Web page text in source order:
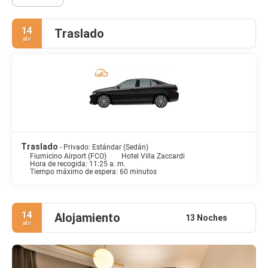
14
abr Traslado
Traslado - Privado: Estándar (Sedán)
Fiumicino Airport (FCO)
Hotel Villa Zaccardi
Hora de recogida: 11:25 a. m.
Tiempo máximo de espera: 60 minutos
14
abr Alojamiento 13 Noches